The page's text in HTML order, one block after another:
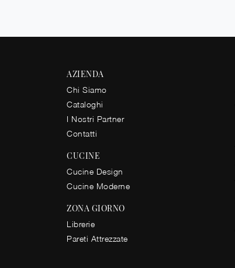
AZIENDA
Chi Siamo
Cataloghi
I Nostri Partner
Contatti
CUCINE
Cucine Design
Cucine Moderne
ZONA GIORNO
Librerie
Pareti Attrezzate